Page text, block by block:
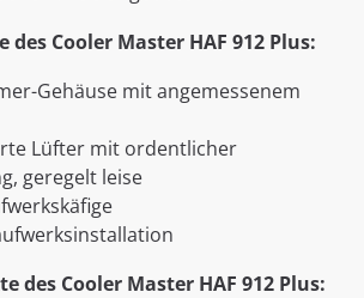
des Cooler Master HAF 912 Plus:
Gehäuse mit angemessenem
Lüfter mit ordentlicher
geregelt leise
des Cooler Master HAF 912 Plus: